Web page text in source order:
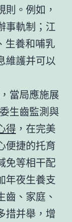
。例如，
事軌制；江
生養和哺乳
維護并可以
當局應施展
生齒監測與
得 ，在完美
便捷的托育
免等相干配
年夜生養支
、家庭、
措并舉，增